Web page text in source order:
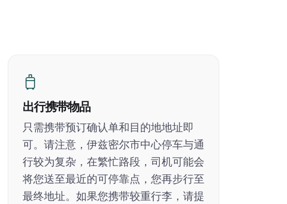
出行携带物品
只需携带预订确认单和目的地地址即
可。请注意，伊兹密尔市中心停车与通
行较为复杂，在繁忙路段，司机可能会
将您送至最近的可停靠点，您再步行至
最终地址。如果您携带较重行李，请提